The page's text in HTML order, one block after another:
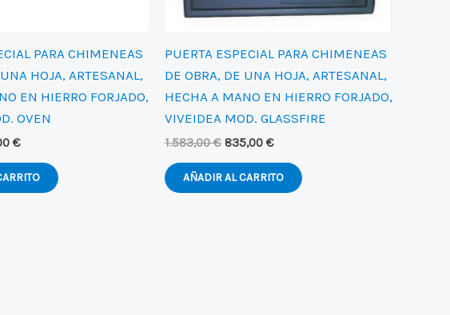
PARA CHIMENEAS
HOJA, ARTESANAL,
EN HIERRO FORJADO,
OVEN
€El
actual
PUERTA ESPECIAL PARA CHIMENEAS
DE OBRA, DE UNA HOJA, ARTESANAL,
HECHA A MANO EN HIERRO FORJADO,
VIVEIDEA MOD. GLASSFIRE
1.583,00€ El
original
835,00 €El
actual
AÑADIR AL CARRITO